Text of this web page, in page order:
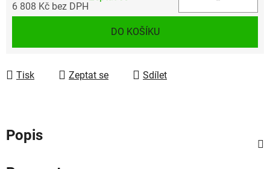
6 808 Kč bez DPH
DO KOŠÍKU
Tisk Zeptat se Sdílet
Popis